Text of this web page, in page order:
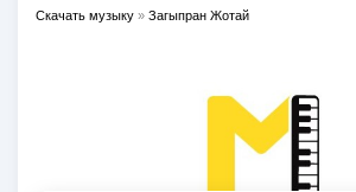
Скачать музыку » Загыпран Жотай